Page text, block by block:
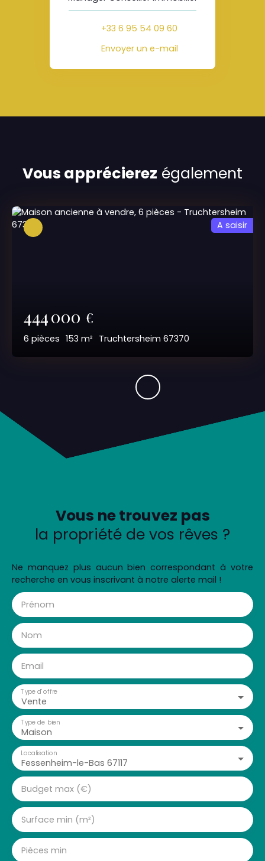
+33 6 95 54 09 60
Envoyer un e-mail
Vous apprécierez également
444 000 €
6 pièces 153 m² Truchtersheim 67370
A saisir
Vous ne trouvez pas
la propriété de vos rêves ?
Ne manquez plus aucun bien correspondant à votre
recherche en vous inscrivant à notre alerte mail !
Prénom
Nom
Email
Vente
Type d'offre
Maison
Type de bien
Fessenheim-le-Bas 67117
Localisation
Budget max (€)
Surface min (m²)
Pièces min